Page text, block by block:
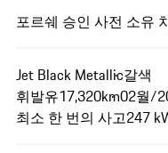
포르쉐 승인 사전 소유
Jet Black Metallic갈색
휘발유17,320km02월/
최소 한 번의 사고247